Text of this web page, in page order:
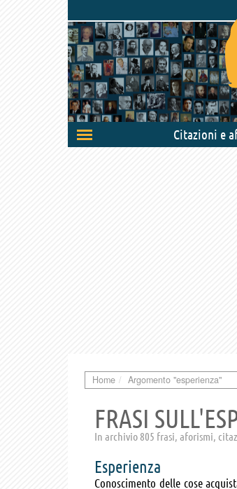
Attiva/disattiva
navigazione
Citazioni e
Home Argomento "esperienza"
FRASI
In archivio 805 frasi, aforismi,
Esperienza
Conoscimento delle cose